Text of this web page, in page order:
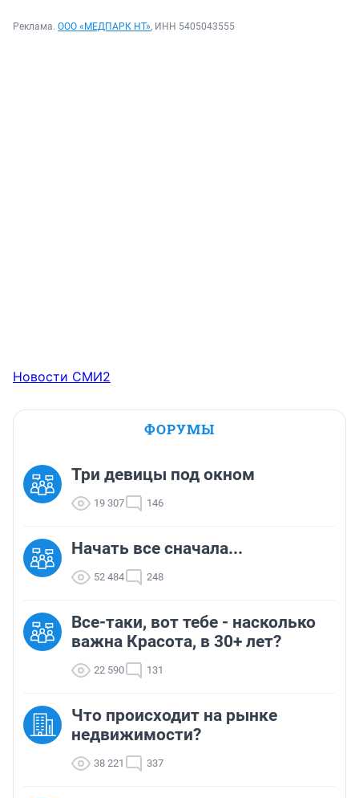
Реклама. ООО «МЕДПАРК НТ», ИНН 5405043555
Новости СМИ2
ФОРУМЫ
Три девицы под окном
19 307 146
Начать все сначала...
52 484 248
Все-таки, вот тебе - насколько
важна Красота, в 30+ лет?
22 590 131
Что происходит на рынке
недвижимости?
38 221 337